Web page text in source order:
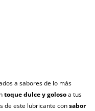
a sabores de lo más
toque dulce y golosoa tus
de este lubricante consabor